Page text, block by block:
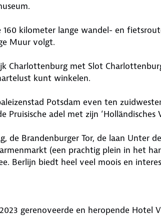
kilometer lange wandel- en
Muur volgt.
Charlottenburg met Slot
kunt winkelen.
Potsdam even ten
adel met zijn ‘Holländisches
de Brandenburger Tor, de laan Unter
(een prachtig plein in het
Berlijn biedt heel veel moois en
gerenoveerde en heropende Hotel